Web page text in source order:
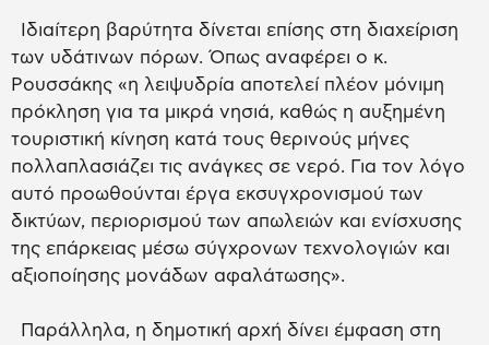
Ιδιαίτερη βαρύτητα δίνεται επίσης στη διαχείριση
των υδάτινων πόρων. Όπως αναφέρει ο κ.
Ρουσσάκης «η λειψυδρία αποτελεί πλέον μόνιμη
πρόκληση για τα μικρά νησιά, καθώς η αυξημένη
τουριστική κίνηση κατά τους θερινούς μήνες
πολλαπλασιάζει τις ανάγκες σε νερό. Για τον λόγο
αυτό προωθούνται έργα εκσυγχρονισμού των
δικτύων, περιορισμού των απωλειών και ενίσχυσης
της επάρκειας μέσω σύγχρονων τεχνολογιών και
αξιοποίησης μονάδων αφαλάτωσης».
Παράλληλα, η δημοτική αρχή δίνει έμφαση στη